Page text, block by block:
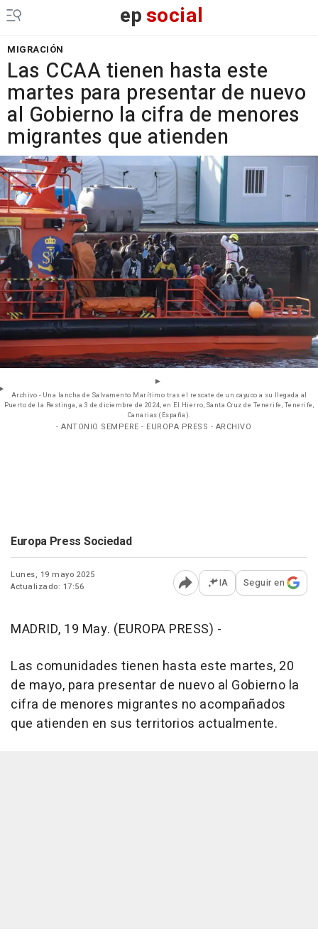
epsocial
MIGRACIÓN
Las CCAA tienen hasta este
martes para presentar de nuevo
al Gobierno la cifra de menores
migrantes que atienden
Archivo - Una lancha de Salvamento Marítimo tras el rescate de un cayuco a su llegada al
Puerto de la Restinga, a 3 de diciembre de 2024, en El Hierro, Santa Cruz de Tenerife, Tenerife,
Canarias (España).
- ANTONIO SEMPERE - EUROPA PRESS - ARCHIVO
Europa Press Sociedad
Lunes, 19 mayo 2025
Actualizado: 17:56
Abrir opciones para
IA Seguir en
MADRID, 19 May. (EUROPA PRESS) -
Las comunidades tienen hasta este martes, 20
de mayo, para presentar de nuevo al Gobierno la
cifra de menores migrantes no acompañados
que atienden en sus territorios actualmente.